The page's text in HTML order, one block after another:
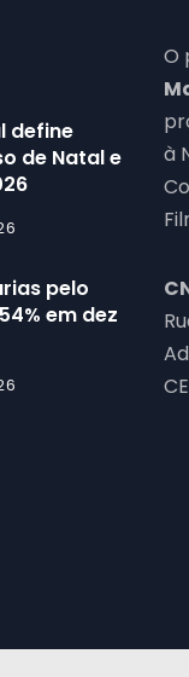
define
de Natal e
pelo
em dez
O
à